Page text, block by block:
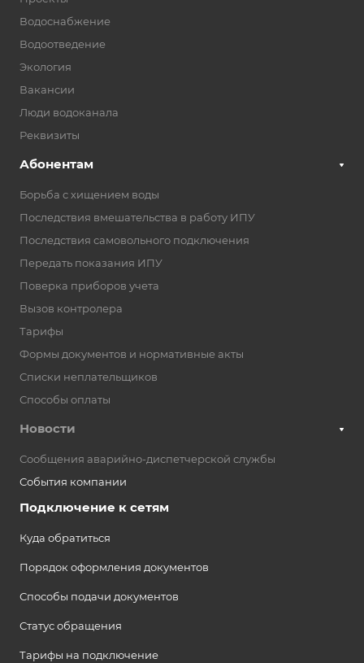
Водоснабжение
Водоотведение
Экология
Вакансии
Люди водоканала
Реквизиты
Абонентам
Борьба с хищением воды
Последствия вмешательства в работу ИПУ
Последствия самовольного подключения
Передать показания ИПУ
Поверка приборов учета
Вызов контролера
Тарифы
Формы документов и нормативные акты
Списки неплательщиков
Способы оплаты
Новости
Сообщения аварийно-диспетчерской службы
События компании
Подключение к сетям
Куда обратиться
Порядок оформления документов
Способы подачи документов
Статус обращения
Тарифы на подключение